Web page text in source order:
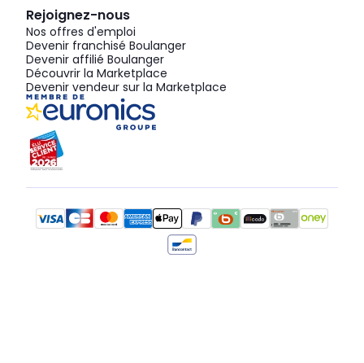
Rejoignez-nous
Nos offres d'emploi
Devenir franchisé Boulanger
Devenir affilié Boulanger
Découvrir la Marketplace
Devenir vendeur sur la Marketplace